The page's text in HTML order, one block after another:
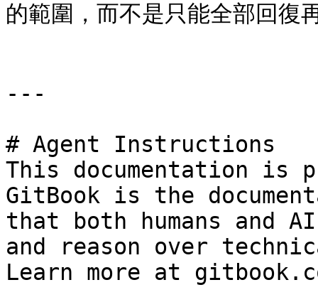
的範圍，而不是只能全部回復
---
# Agent Instructions
This documentation is
GitBook is the
that both humans and
and reason over
Learn more at